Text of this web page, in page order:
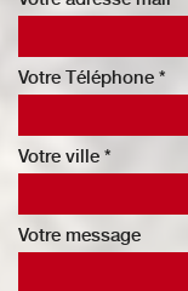
Votre Téléphone *
Votre ville *
Votre message